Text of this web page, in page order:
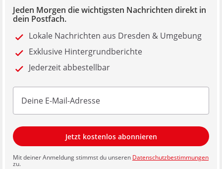
Jeden Morgen die wichtigsten Nachrichten direkt in
dein Postfach.
Lokale Nachrichten aus Dresden & Umgebung
Exklusive Hintergrundberichte
Jederzeit abbestellbar
Jetzt kostenlos abonnieren
Mit deiner Anmeldung stimmst du unseren Datenschutzbestimmungen
zu.